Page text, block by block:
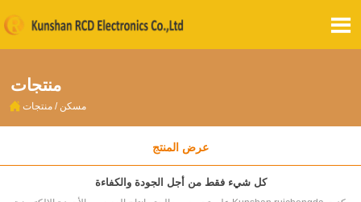

منتجات
 مسكن / منتجات
عرض المنتج
كل شيء فقط من أجل الجودة والكفاءة